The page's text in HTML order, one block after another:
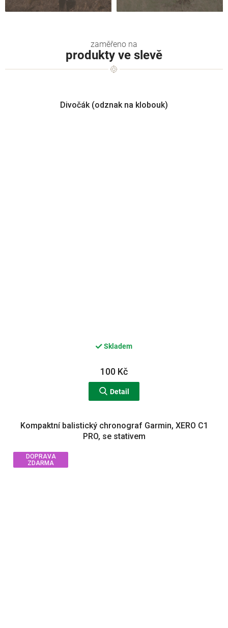
produkty ve slevě
Divočák (odznak na klobouk)
Skladem
100 Kč
Detail
DOPRAVA
ZDARMA
Kompaktní balistický chronograf Garmin, XERO C1
PRO, se stativem